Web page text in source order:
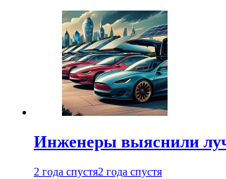
Инженеры выяснили
2 года спустя2 года спустя